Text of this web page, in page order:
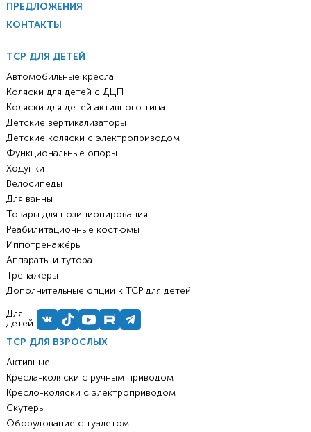
ПРЕДЛОЖЕНИЯ
КОНТАКТЫ
ТСР ДЛЯ ВЗРОСЛЫХ
Активные
Кресла-коляски с ручным приводом
Кресло-коляски с электроприводом
Скутеры
Оборудование с туалетом
ТСР ДЛЯ ДЕТЕЙ
Автомобильные кресла
Коляски для детей с ДЦП
Коляски для детей активного типа
Детские вертикализаторы
Детские коляски с электроприводом
Функциональные опоры
Ходунки
Велосипеды
Для ванны
Товары для позиционирования
Реабилитационные костюмы
Иппотренажёры
Аппараты и тутора
Тренажёры
Дополнительные опции к ТСР для детей
Для
детей